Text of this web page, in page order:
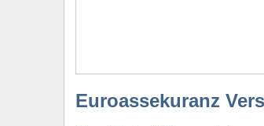
Euroassekuranz